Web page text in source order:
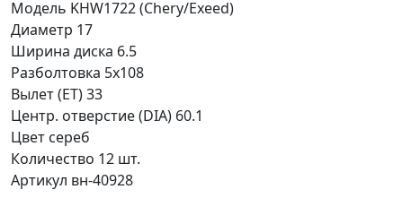
Модель KHW1722 (Chery/Exeed)
Диаметр 17
Ширина диска 6.5
Разболтовка 5x108
Вылет (ET)33
Центр. отверстие (DIA) 60.1
Цвет сереб
Количество 12 шт.
Артикул вн-40928